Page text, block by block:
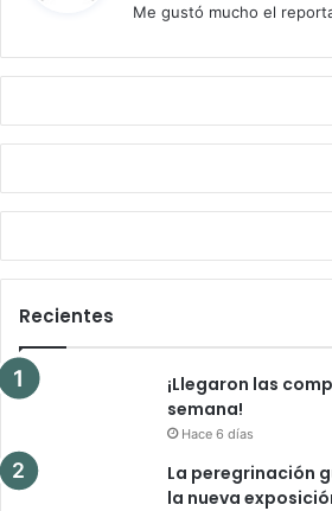
e
Me gustó mucho el
Recientes
¡Llegaron las
semana!
Hace 6 días
La peregrinación
la nueva